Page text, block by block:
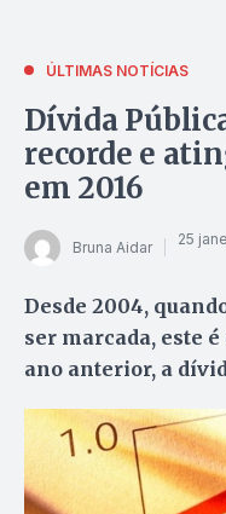
ÚLTIMAS NOTÍCIAS
Dívida
recorde e
em 2016
Bruna Aidar 25
Desde 2004,
ser marcada, este
ano anterior, a